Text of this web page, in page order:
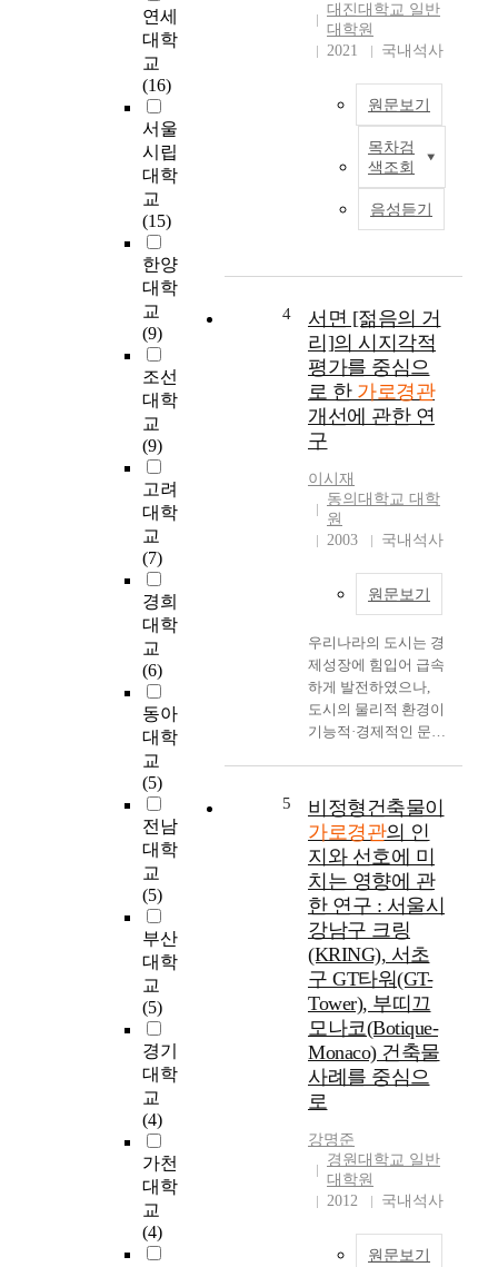
연세
대학
교
(16)
서울
시립
대학
교
(15)
한양
대학
교
(9)
조선
대학
교
(9)
고려
대학
교
(7)
경희
대학
교
(6)
동아
대학
교
(5)
전남
대학
교
(5)
부산
대학
교
(5)
경기
대학
교
(4)
가천
대학
교
(4)
기
표
온
의
로
업
대진대학교 일반
대학원
2021
국내석사
원문보기
목차검
색조회
음성듣기
4
서면 [젊음의 거
리]의 시지각적
평가를 중심으
로 한 가로경관
개선에 관한 연
구
이시재
동의대학교 대학
원
2003
국내석사
원문보기
우리나라의 도시는 경
제성장에 힘입어 급속
하게 발전하였으나,
도시의 물리적 환경이
기능적·경제적인 문제
급급한 나머지 도시환
경의 심미성, 쾌적성
증대라는 질적 측면의
향상에는 미흡한 결과
를 초래하였다. 이에
따른 도시의 질적성장
에 대한 필요성이 대
두됨에 따라 부산시는
「2002 부산시업무계
획」中 「부산다운 건
축」 Master Plan 수립
등 경관개선에 대한
정책 및 사업들을 전
개하였다. 특히 도심
상업지역의 경우 경제
적 논리가 개발의 가
치로 작용하였으며 도
시경관문제의 심각성
을 인지하고 공공성이
5
비정형건축물이
가로경관의 인
지와 선호에 미
치는 영향에 관
한 연구 : 서울시
강남구 크링
(KRING), 서초
구 GT타워(GT-
Tower), 부띠끄
모나코(Botique-
Monaco) 건축물
사례를 중심으
로
강명준
경원대학교 일반
대학원
2012
국내석사
원문보기